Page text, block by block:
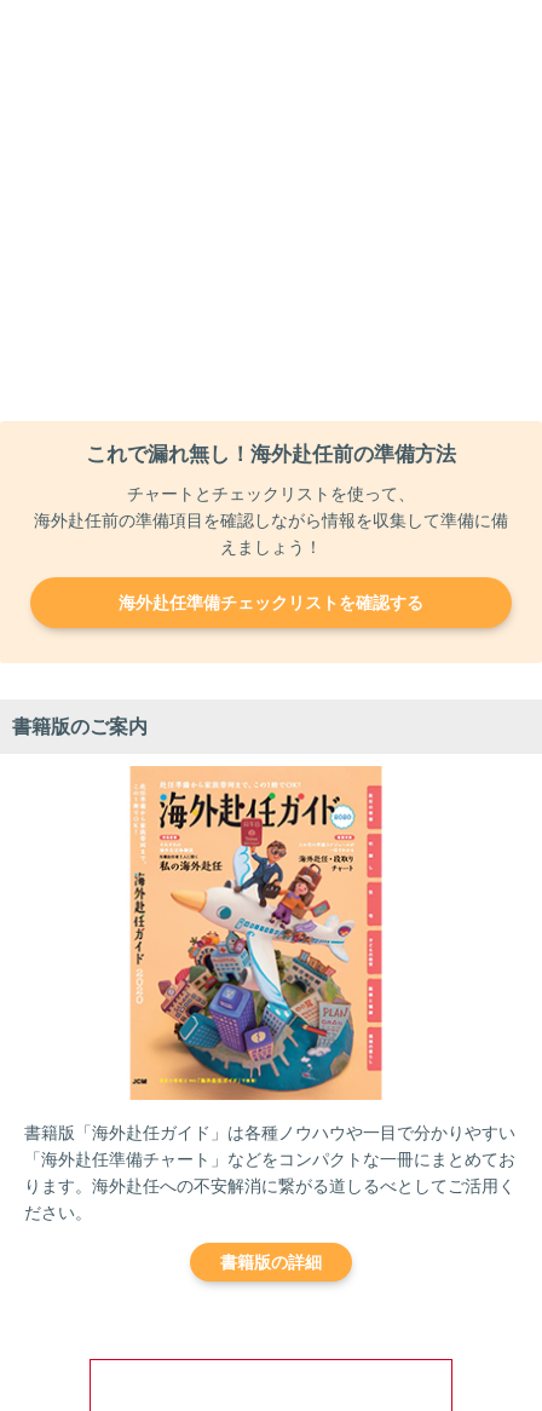
これで漏れ無し！海外赴任前の準備方法
チャートとチェックリストを使って、
海外赴任前の準備項目を確認しながら情報を収集して準備に備
えましょう！
海外赴任準備チェックリストを確認する
書籍版のご案内
書籍版「海外赴任ガイド」は各種ノウハウや一目で分かりやすい
「海外赴任準備チャート」などをコンパクトな一冊にまとめてお
ります。海外赴任への不安解消に繋がる道しるべとしてご活用く
ださい。
書籍版の詳細